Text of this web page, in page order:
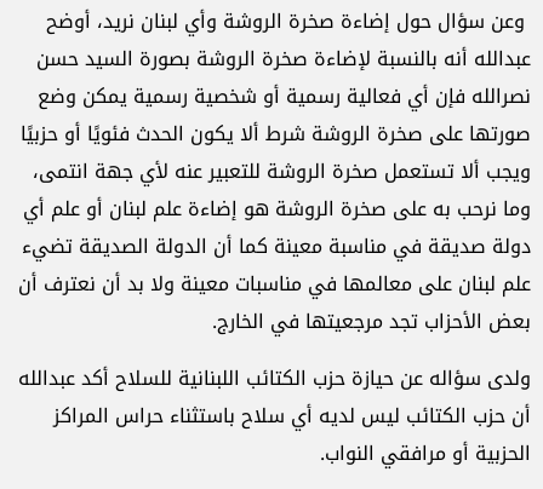
وعن سؤال حول إضاءة صخرة الروشة وأي لبنان نريد، أوضح
عبدالله أنه بالنسبة لإضاءة صخرة الروشة بصورة السيد حسن
نصرالله فإن أي فعالية رسمية أو شخصية رسمية يمكن وضع
صورتها على صخرة الروشة شرط ألا يكون الحدث فئويًا أو حزبيًا
ويجب ألا تستعمل صخرة الروشة للتعبير عنه لأي جهة انتمى،
وما نرحب به على صخرة الروشة هو إضاءة علم لبنان أو علم أي
دولة صديقة في مناسبة معينة كما أن الدولة الصديقة تضيء
علم لبنان على معالمها في مناسبات معينة ولا بد أن نعترف أن
بعض الأحزاب تجد مرجعيتها في الخارج.
ولدى سؤاله عن حيازة حزب الكتائب اللبنانية للسلاح أكد عبدالله
أن حزب الكتائب ليس لديه أي سلاح باستثناء حراس المراكز
الحزبية أو مرافقي النواب.